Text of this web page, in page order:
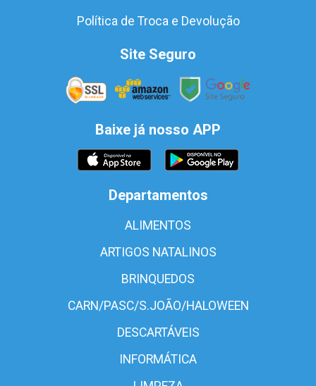
Política de Troca e Devolução
Site Seguro
Baixe já nosso APP
Departamentos
ALIMENTOS
ARTIGOS NATALINOS
BRINQUEDOS
CARN/PASC/S.JOÃO/HALOWEEN
DESCARTÁVEIS
INFORMÁTICA